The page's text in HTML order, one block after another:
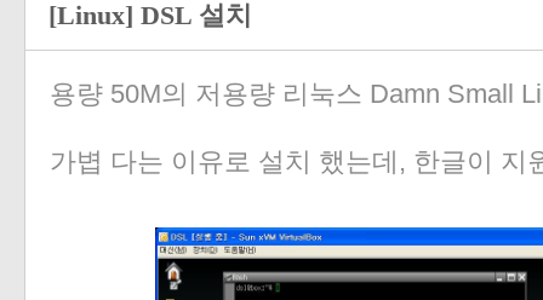
[Linux] DSL 설치
용량 50M의 저용량 리눅스 Damn Small
가볍 다는 이유로 설치 했는데, 한글이 지